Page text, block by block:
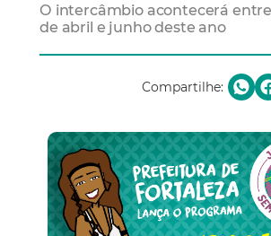
O intercâmbio acontecerá
de abril e junho deste ano
Compartilhe: